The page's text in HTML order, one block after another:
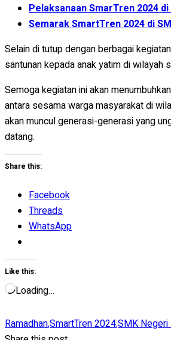
Pelaksanaan SmarTren 2024
Semarak SmartTren 2024 di
Selain di tutup dengan berbagai
santunan kepada anak yatim di wilayah
Semoga kegiatan ini akan
antara sesama warga masyarakat di
akan muncul generasi-generasi yang
datang.
Share this:
Facebook
Threads
WhatsApp
Like this:
Loading…
Ramadhan,SmartTren 2024,SMK